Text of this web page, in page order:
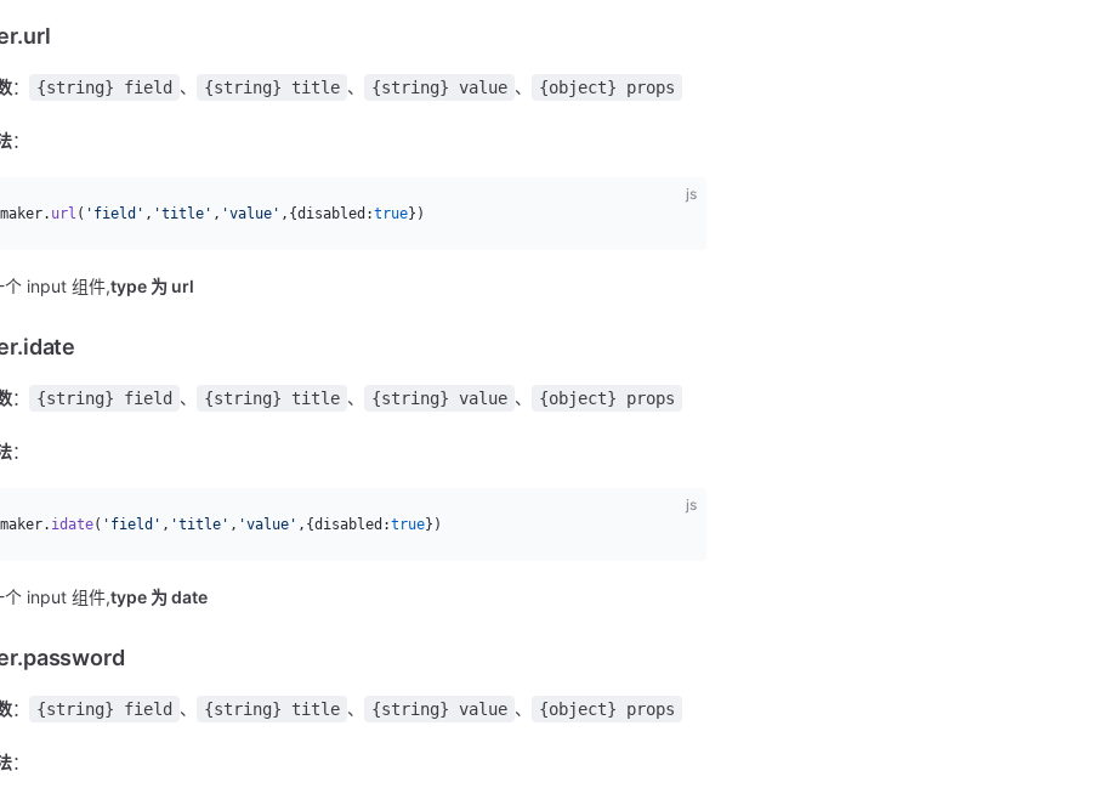
： {string} field 、 {string} title 、 {string} value 、 {object} props
：
js
url ( 'field' , 'title' , 'value' ,{disabled:true})
个 input 组件,type 为 url
： {string} field 、 {string} title 、 {string} value 、 {object} props
：
js
idate( 'field' , 'title' , 'value' ,{disabled:true})
个 input 组件,type 为 date
： {string} field 、 {string} title 、 {string} value 、 {object} props
：